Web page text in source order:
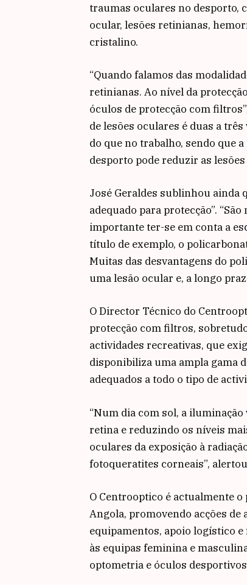
traumas oculares no desporto,
ocular, lesões retinianas,
cristalino.
“Quando falamos das
retinianas. Ao nível da
óculos de protecção com
de lesões oculares é duas a
do que no trabalho, sendo que
desporto pode reduzir as
José Geraldes sublinhou ainda
adequado para protecção”.
importante ter-se em conta a
título de exemplo, o
Muitas das desvantagens do
uma lesão ocular e, a longo
O Director Técnico do
protecção com filtros,
actividades recreativas, que
disponibiliza uma ampla gama
adequados a todo o tipo de
“Num dia com sol, a
retina e reduzindo os níveis
oculares da exposição à
fotoqueratites corneais”,
O Centrooptico é actualmente
Angola, promovendo acções de
equipamentos, apoio logístico
às equipas feminina e
optometria e óculos